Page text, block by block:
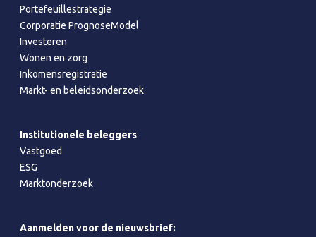
Portefeuillestrategie
Corporatie PrognoseModel
Investeren
Wonen en zorg
Inkomensregistratie
Markt- en beleidsonderzoek
Institutionele beleggers
Vastgoed
ESG
Marktonderzoek
Aanmelden voor de nieuwsbrief: